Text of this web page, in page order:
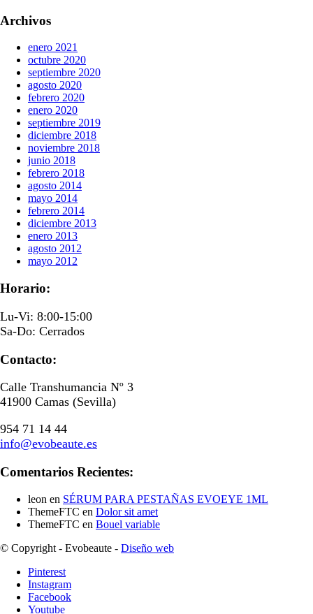
Archivos
enero 2021
octubre 2020
septiembre 2020
agosto 2020
febrero 2020
enero 2020
septiembre 2019
diciembre 2018
noviembre 2018
junio 2018
febrero 2018
agosto 2014
mayo 2014
febrero 2014
diciembre 2013
enero 2013
agosto 2012
mayo 2012
Horario:
Lu-Vi: 8:00-15:00
Sa-Do: Cerrados
Contacto:
Calle Transhumancia Nº 3
41900 Camas (Sevilla)
954 71 14 44
info@evobeaute.es
Comentarios Recientes:
leon en SÉRUM PARA PESTAÑAS EVOEYE 1ML
ThemeFTC en Dolor sit amet
ThemeFTC en Bouel variable
© Copyright - Evobeaute - Diseño web
Pinterest
Instagram
Facebook
Youtube